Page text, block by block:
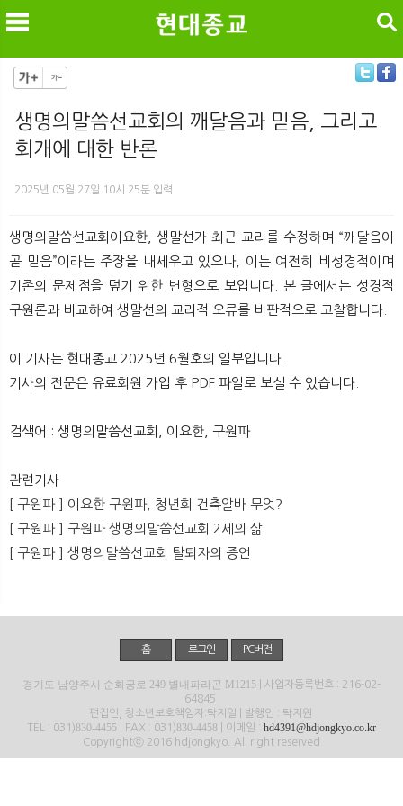
메
검색
생명의말씀선교회의 깨달음과 믿음, 그리고
회개에 대한 반론
2025년 05월 27일 10시 25분 입력
생명의말씀선교회이요한, 생말선가 최근 교리를 수정하며 “깨달음이
곧 믿음”이라는 주장을 내세우고 있으나, 이는 여전히 비성경적이며
기존의 문제점을 덮기 위한 변형으로 보입니다. 본 글에서는 성경적
구원론과 비교하여 생말선의 교리적 오류를 비판적으로 고찰합니다.
이 기사는 현대종교 2025년 6월호의 일부입니다.
기사의 전문은 유료회원 가입 후 PDF 파일로 보실 수 있습니다.
검색어 : 생명의말씀선교회, 이요한, 구원파
관련기사
[ 구원파 ] 이요한 구원파, 청년회 건축알바 무엇?
[ 구원파 ] 구원파 생명의말씀선교회 2세의 삶
[ 구원파 ] 생명의말씀선교회 탈퇴자의 증언
홈 로그인 PC버전
경기도 남양주시 순화궁로 249 별내파라곤 M1215 | 사업자등록번호 : 216-02-
64845
편집인, 청소년보호책임자:탁지일 | 발행인 : 탁지원
TEL : 031)830-4455 | FAX : 031)830-4458 | 이메일 : hd4391@hdjongkyo.co.kr
Copyrightⓒ 2016 hdjongkyo. All right reserved